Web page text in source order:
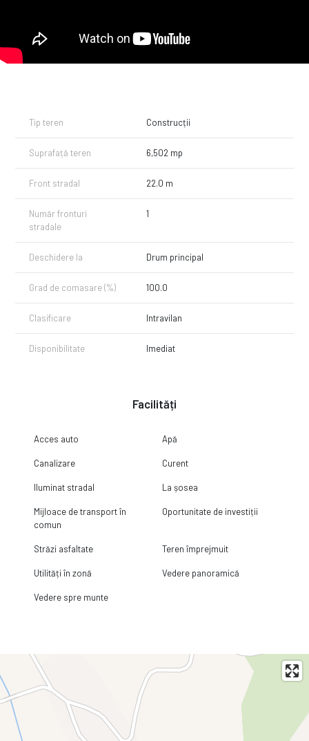
vegetația forestieră din spate poate fi păstrată sau defrișată, conform
preferințelor tale. Terenul nu este încadrat drept "pădure" în Cartea
Funciară, oferindu-ți libertate de acțiune în dezvoltarea proiectului tău.
Tip teren Construcții
Suprafață teren 6,502 mp
Front stradal 22.0 m
Număr fronturi
stradale
1
Deschidere la Drum principal
Grad de comasare (%) 100.0
Clasificare Intravilan
Disponibilitate Imediat
Facilități
Acces auto Apă
Canalizare Curent
Iluminat stradal La șosea
Mijloace de transport în
comun
Oportunitate de investiții
Străzi asfaltate Teren împrejmuit
Utilități în zonă Vedere panoramică
Vedere spre munte